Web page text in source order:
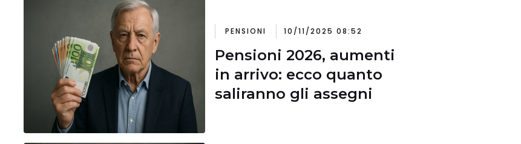
PENSIONI 10/11/2025 08:52
Pensioni 2026, aumenti
in arrivo: ecco quanto
saliranno gli assegni